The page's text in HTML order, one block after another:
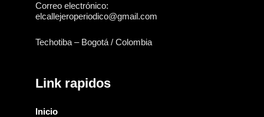
Correo electrónico:
elcallejeroperiodico@gmail.com
Techotiba – Bogotá / Colombia
Link rapidos
Inicio